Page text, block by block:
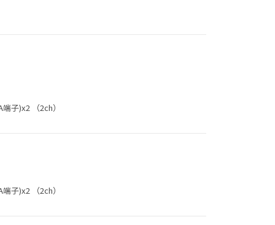
子)x2 （2ch）
子)x2 （2ch）